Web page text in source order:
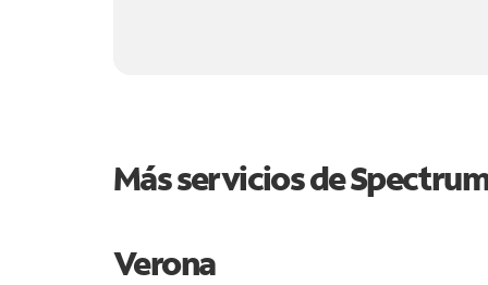
Más servicios de
Verona